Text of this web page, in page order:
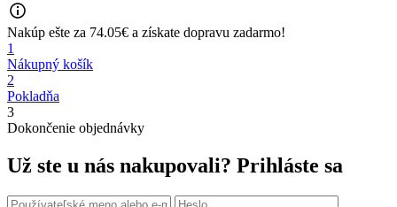
Nakúp ešte za 74.05€ a získate dopravu zadarmo!
1
Nákupný košík
2
Pokladňa
3
Dokončenie objednávky
Už ste u nás nakupovali? Prihláste sa